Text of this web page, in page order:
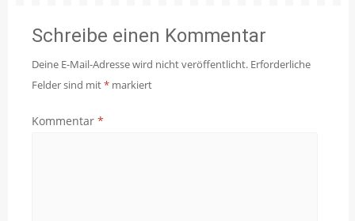
Schreibe einen Kommentar
Deine E-Mail-Adresse wird nicht veröffentlicht. Erforderliche
Felder sind mit* markiert
Kommentar *